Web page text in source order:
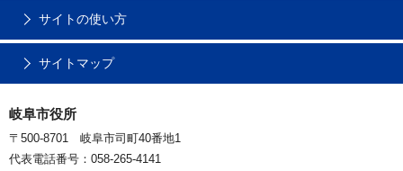
サイトの使い方
サイトマップ
岐阜市役所
〒500-8701 岐阜市司町40番地1
代表電話番号：058-265-4141